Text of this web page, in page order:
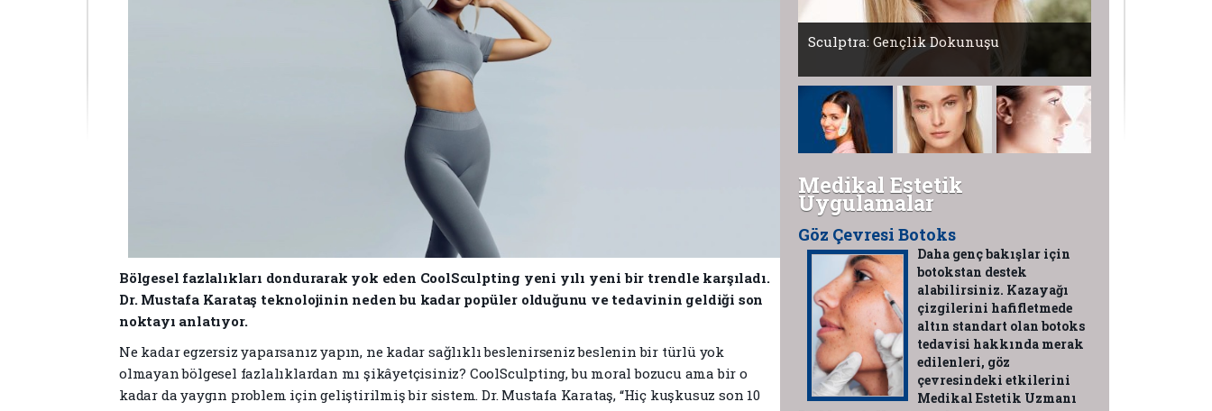
Bölgesel fazlalıkları dondurarak yok eden CoolSculpting yeni yılı yeni bir trendle karşıladı.
Dr. Mustafa Karataş teknolojinin neden bu kadar popüler olduğunu ve tedavinin geldiği son
noktayı anlatıyor.
Ne kadar egzersiz yaparsanız yapın, ne kadar sağlıklı beslenirseniz beslenin bir türlü yok
olmayan bölgesel fazlalıklardan mı şikâyetçisiniz? CoolSculpting, bu moral bozucu ama bir o
kadar da yaygın problem için geliştirilmiş bir sistem. Dr. Mustafa Karataş, “Hiç kuşkusuz son 10
Sculptra: Gençlik Dokunuşu
Medikal Estetik
Uygulamalar
Göz Çevresi Botoks
Daha genç bakışlar için
botokstan destek
alabilirsiniz. Kazayağı
çizgilerini hafifletmede
altın standart olan botoks
tedavisi hakkında merak
edilenleri, göz
çevresindeki etkilerini
Medikal Estetik Uzmanı